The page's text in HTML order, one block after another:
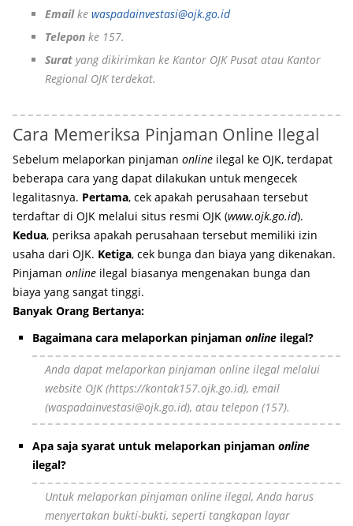
Emailke waspadainvestasi@ojk.go.id
Telepon ke 157.
Surat yang dikirimkan ke Kantor OJK Pusat atau Kantor
Regional OJK terdekat.
Cara Memeriksa Pinjaman Online Ilegal
Sebelum melaporkan pinjaman online ilegal ke OJK, terdapat
beberapa cara yang dapat dilakukan untuk mengecek
legalitasnya. Pertama, cek apakah perusahaan tersebut
terdaftar di OJK melalui situs resmi OJK (www.ojk.go.id).
Kedua, periksa apakah perusahaan tersebut memiliki izin
usaha dari OJK. Ketiga, cek bunga dan biaya yang dikenakan.
Pinjaman online ilegal biasanya mengenakan bunga dan
biaya yang sangat tinggi.
Banyak Orang Bertanya:
Bagaimana cara melaporkan pinjaman online ilegal?
Anda dapat melaporkan pinjaman online ilegal melalui
website OJK (https://kontak157.ojk.go.id), email
(waspadainvestasi@ojk.go.id), atau telepon (157).
Apa saja syarat untuk melaporkan pinjaman online
ilegal?
Untuk melaporkan pinjaman online ilegal, Anda harus
menyertakan bukti-bukti, seperti tangkapan layar